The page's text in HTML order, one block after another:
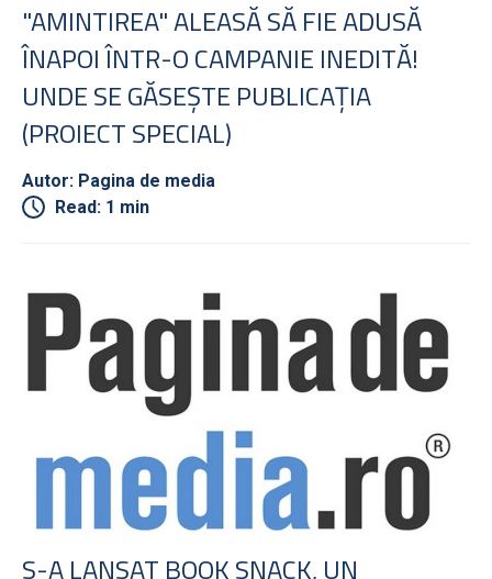
"AMINTIREA" ALEASĂ SĂ FIE ADUSĂ
ÎNAPOI ÎNTR-O CAMPANIE INEDITĂ!
UNDE SE GĂSEŞTE PUBLICAŢIA
(PROIECT SPECIAL)
Autor: Pagina de media
Read: 1 min
S-A LANSAT BOOK SNACK, UN